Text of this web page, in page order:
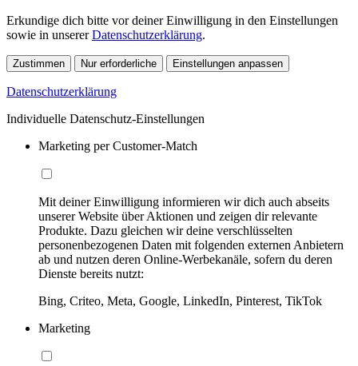
Erkundige dich bitte vor deiner Einwilligung in den Einstellungen
sowie in unsererDatenschutzerklärung.
Zustimmen Nur erforderliche Einstellungen anpassen
Datenschutzerklärung
Individuelle Datenschutz-Einstellungen
Marketing per Customer-Match
Mit deiner Einwilligung informieren wir dich auch abseits
unserer Website über Aktionen und zeigen dir relevante
Produkte. Dazu gleichen wir deine verschlüsselten
personenbezogenen Daten mit folgenden externen Anbietern
ab und nutzen deren Online-Werbekanäle, sofern du deren
Dienste bereits nutzt:
Bing, Criteo, Meta, Google, LinkedIn, Pinterest, TikTok
Marketing